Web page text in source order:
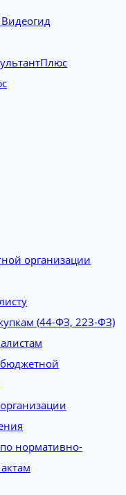
организации
(44-ФЗ, 223-ФЗ)
нормативно-